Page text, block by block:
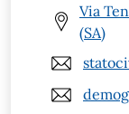
Via
(SA)